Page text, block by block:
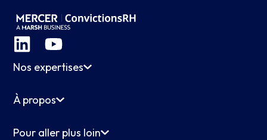
Nos expertises
À propos
Pour aller plus loin